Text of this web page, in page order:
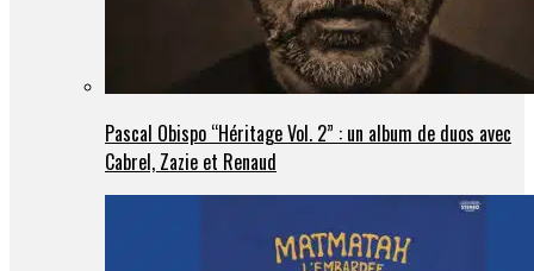
Pascal Obispo “Héritage Vol. 2” : un album de duos avec
Cabrel, Zazie et Renaud